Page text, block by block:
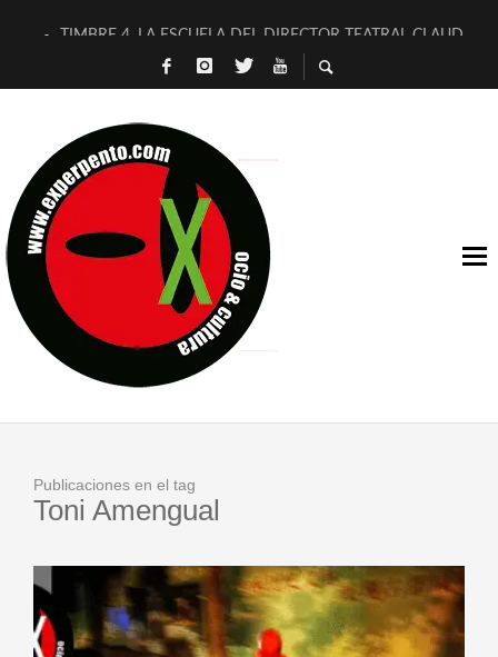
TIMBRE 4, LA ESCUELA DEL DIRECTOR TEATRAL CLAUDIO
30 AÑOS (NO ES NADA) DE LA KATARSIS DEL TOMATAZO
D’BALDOMEROS REINVENTAN [BITÁCORA 3.0] EN EXVITA
MARSHALL FLASH PRESENTA EN EXVITA [RELATIVA
JOFRE BARDAGÍ EN EXVITA INTERPRETANDO A SERRAT
YORCH PRESENTA [CURSO DE ARMONÍA PERSECUTORIA]
MAGALÍ SARE NOS EXPLICA [DESCASADA]
«NO TENGO PUTOS SUEÑOS»
Publicaciones en el tag
Toni Amengual